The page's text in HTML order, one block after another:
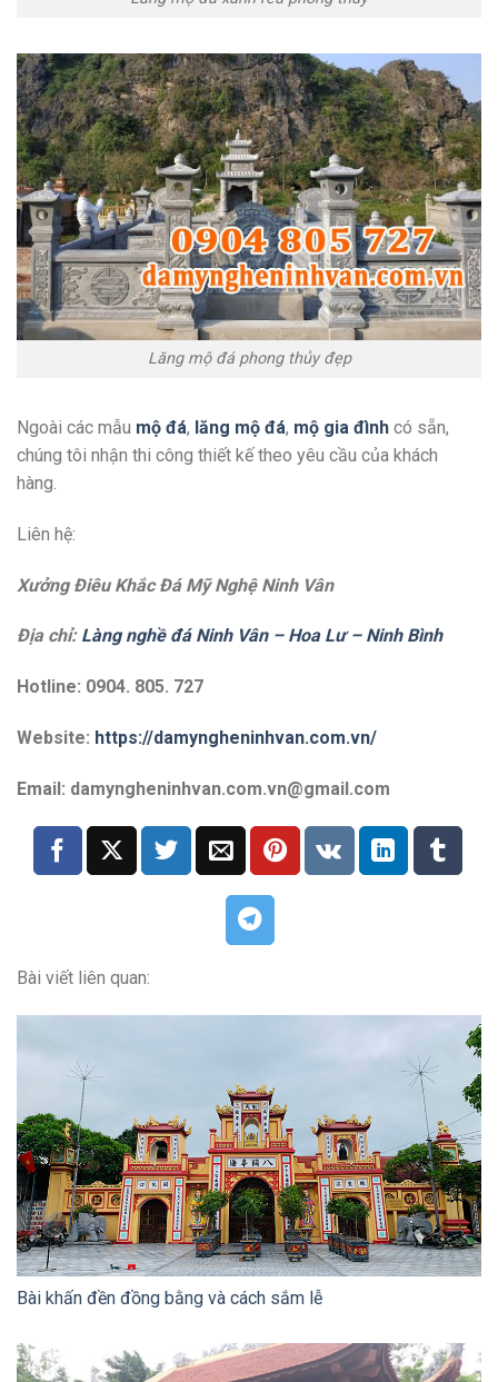
Lăng mộ đá phong thủy đẹp
Ngoài các mẫu mộ đá, lăng mộ đá, mộ gia đình có sẵn,
chúng tôi nhận thi công thiết kế theo yêu cầu của khách
hàng.
Liên hệ:
Xưởng Điêu Khắc Đá Mỹ Nghệ Ninh Vân
Địa chỉ: Làng nghề đá Ninh Vân – Hoa Lư – Ninh Bình
Hotline: 0904. 805. 727
Website: https://damyngheninhvan.com.vn/
Email: damyngheninhvan.com.vn@gmail.com
Bài viết liên quan:
Bài khấn đền đồng bằng và cách sắm lễ